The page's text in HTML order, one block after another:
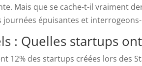
Mais que se cache-t-il vraiment
journées épuisantes et
: Quelles startups
12% des startups créées lors des